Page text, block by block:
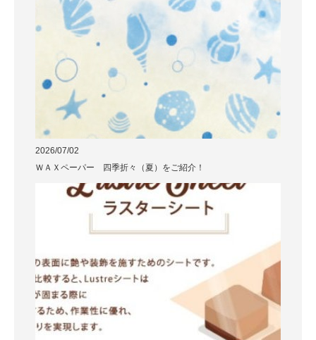
2026/07/02
ＷＡＸペーパー 四季折々（夏）をご紹介！